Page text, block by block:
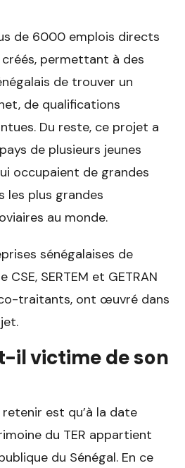
de 6000 emplois directs
permettant à des
de trouver un
de qualifications
Du reste, ce projet a
de plusieurs jeunes
occupaient de grandes
les plus grandes
au monde.
sénégalaises de
SERTEM et GETRAN
traitants, ont œuvré dans
il victime de son
est qu’à la date
du TER appartient
du Sénégal. En ce